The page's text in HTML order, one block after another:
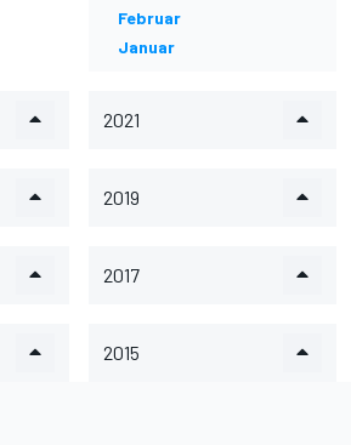
Februar
Januar
2021
2019
2017
2015